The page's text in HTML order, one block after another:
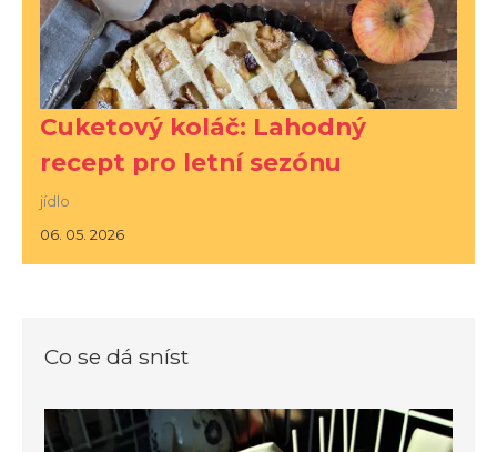
Cuketový koláč: Lahodný
recept pro letní sezónu
jídlo
06. 05. 2026
Co se dá sníst